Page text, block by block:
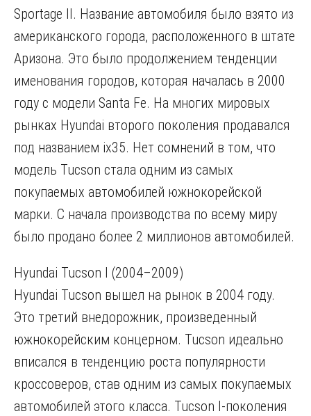
Sportage II. Название автомобиля было взято из
американского города, расположенного в штате
Аризона. Это было продолжением тенденции
именования городов, которая началась в 2000
году с модели Santa Fe. На многих мировых
рынках Hyundai второго поколения продавался
под названием ix35. Нет сомнений в том, что
модель Tucson стала одним из самых
покупаемых автомобилей южнокорейской
марки. С начала производства по всему миру
было продано более 2 миллионов автомобилей.
Hyundai Tucson I (2004–2009)
Hyundai Tucson вышел на рынок в 2004 году.
Это третий внедорожник, произведенный
южнокорейским концерном. Tucson идеально
вписался в тенденцию роста популярности
кроссоверов, став одним из самых покупаемых
автомобилей этого класса. Tucson I-поколения